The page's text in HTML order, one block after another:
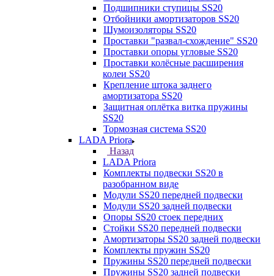
Подшипники ступицы SS20
Отбойники амортизаторов SS20
Шумоизоляторы SS20
Проставки "развал-схождение" SS20
Проставки опоры угловые SS20
Проставки колёсные расширения
колеи SS20
Крепление штока заднего
амортизатора SS20
Защитная оплётка витка пружины
SS20
Тормозная система SS20
LADA Priora
Назад
LADA Priora
Комплекты подвески SS20 в
разобранном виде
Модули SS20 передней подвески
Модули SS20 задней подвески
Опоры SS20 стоек передних
Стойки SS20 передней подвески
Амортизаторы SS20 задней подвески
Комплекты пружин SS20
Пружины SS20 передней подвески
Пружины SS20 задней подвески